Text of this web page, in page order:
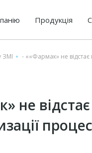
Продукція
ЗМІ - ««Фармак» не відстає
не відстає